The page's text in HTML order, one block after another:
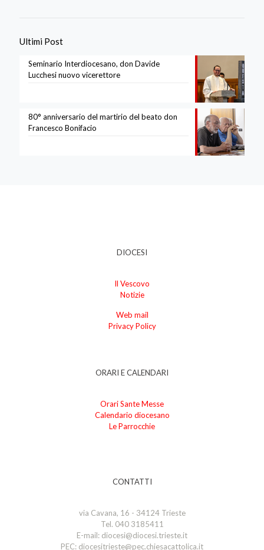
Ultimi Post
Seminario Interdiocesano, don Davide
Lucchesi nuovo vicerettore
80° anniversario del martirio del beato don
Francesco Bonifacio
DIOCESI
Il Vescovo
Notizie
Web mail
Privacy Policy
ORARI E CALENDARI
Orari Sante Messe
Calendario diocesano
Le Parrocchie
CONTATTI
via Cavana, 16 - 34124 Trieste
Tel. 040 3185411
E-mail: diocesi@diocesi.trieste.it
PEC: diocesitrieste@pec.chiesacattolica.it